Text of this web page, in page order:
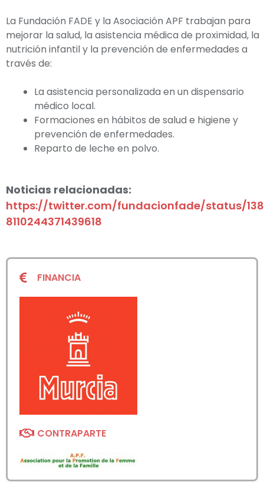
La Fundación FADE y la Asociación APF trabajan para
mejorar la salud, la asistencia médica de proximidad, la
nutrición infantil y la prevención de enfermedades a
través de:
La asistencia personalizada en un dispensario
médico local.
Formaciones en hábitos de salud e higiene y
prevención de enfermedades.
Reparto de leche en polvo.
Noticias relacionadas:
https://twitter.com/fundacionfade/status/138
8110244371439618
FINANCIA
CONTRAPARTE